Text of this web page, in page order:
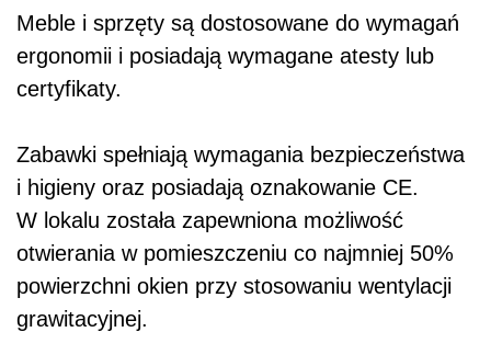
Meble i sprzęty są dostosowane do wymagań
ergonomii i posiadają wymagane atesty lub
certyfikaty.
Zabawki spełniają wymagania bezpieczeństwa
i higieny oraz posiadają oznakowanie CE.
W lokalu została zapewniona możliwość
otwierania w pomieszczeniu co najmniej 50%
powierzchni okien przy stosowaniu wentylacji
grawitacyjnej.